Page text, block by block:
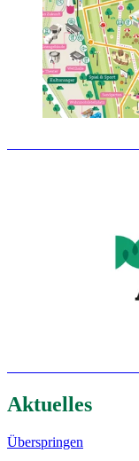
Aktuelles
Überspringen